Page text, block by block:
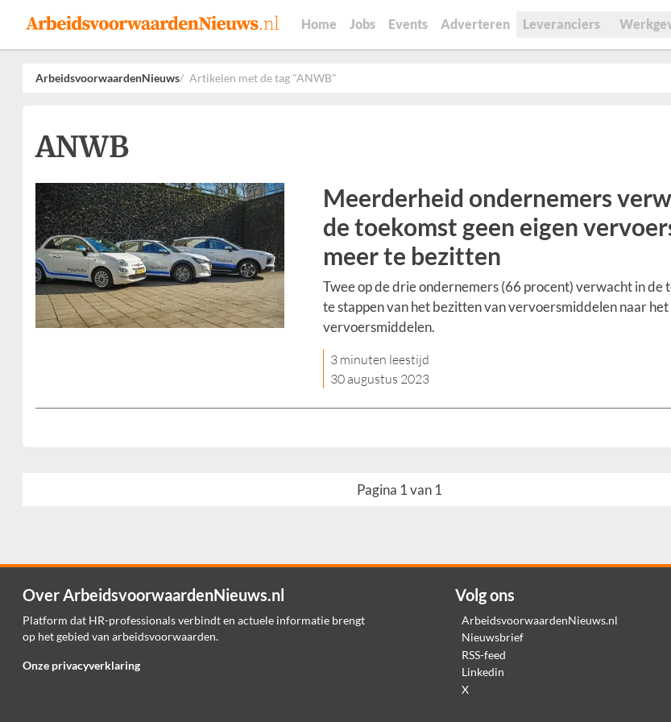
Home Jobs Events Adverteren Leveranciers
ArbeidsvoorwaardenNieuws Artikelen met de tag "ANWB"
ANWB
Meerderheid ondernemers
de toekomst geen eigen
meer te bezitten
Twee op de drie ondernemers (66 procent) verwacht in de
te stappen van het bezitten van vervoersmiddelen naar het
vervoersmiddelen.
3 minuten leestijd
30 augustus 2023
Pagina 1 van 1
Over ArbeidsvoorwaardenNieuws.nl
Platform dat HR-professionals verbindt en actuele informatie brengt
op het gebied van arbeidsvoorwaarden.
Onze privacyverklaring
Volg ons
ArbeidsvoorwaardenNieuws.nl
Nieuwsbrief
RSS-feed
Linkedin
X